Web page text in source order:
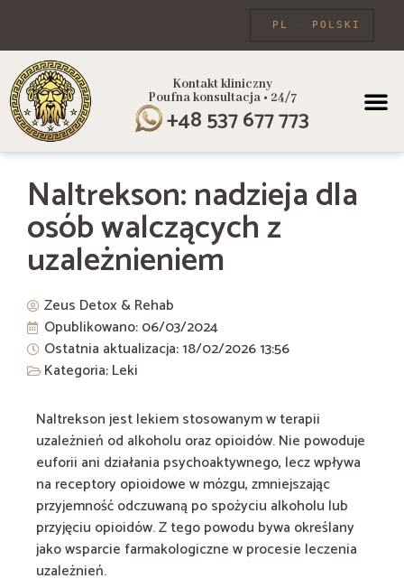
POLSKI
PL
Kontakt kliniczny
Poufna konsultacja • 24/7
+48 537 677 773
Naltrekson: nadzieja dla
osób walczących z
uzależnieniem
Zeus Detox & Rehab
Opublikowano:06/03/2024
Ostatnia aktualizacja: 18/02/202613:56
Kategoria:Leki
Naltrekson jest lekiem stosowanym w terapii
uzależnień od alkoholu oraz opioidów. Nie powoduje
euforii ani działania psychoaktywnego, lecz wpływa
na receptory opioidowe w mózgu, zmniejszając
przyjemność odczuwaną po spożyciu alkoholu lub
przyjęciu opioidów. Z tego powodu bywa określany
jako wsparcie farmakologiczne w procesie leczenia
uzależnień.